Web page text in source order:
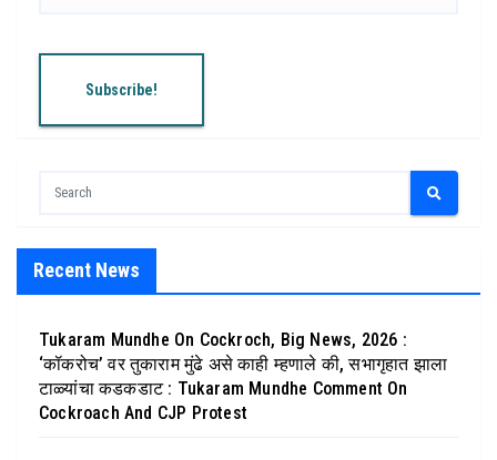
Recent News
Tukaram Mundhe On Cockroch, Big News, 2026 :
‘कॉकरोच’ वर तुकाराम मुंढे असे काही म्हणाले की, सभागृहात झाला
टाळ्यांचा कडकडाट : Tukaram Mundhe Comment On
Cockroach And CJP Protest